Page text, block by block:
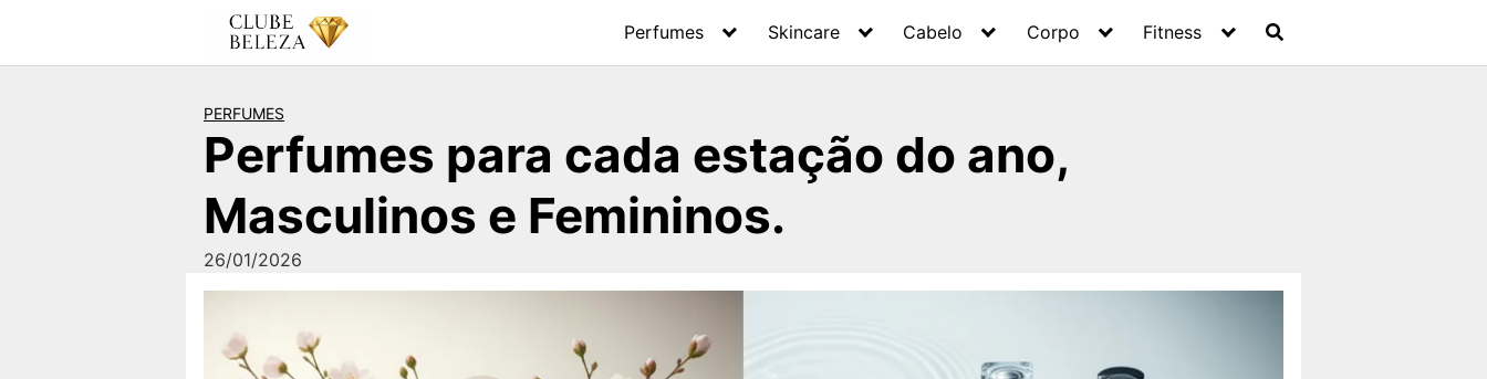
o
Perfumes Skincare Cabelo Corpo Fitness
PERFUMES
Perfumes para cada estação do ano,
Masculinos e Femininos.
26/01/2026